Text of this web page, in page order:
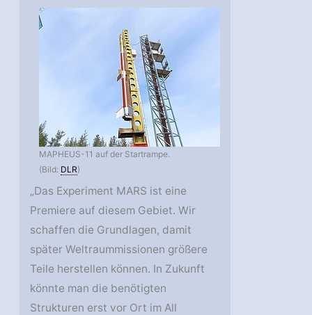
MAPHEUS-11 auf der Startrampe.
(Bild: DLR)
„Das Experiment MARS ist eine
Premiere auf diesem Gebiet. Wir
schaffen die Grundlagen, damit
später Weltraummissionen größere
Teile herstellen können. In Zukunft
könnte man die benötigten
Strukturen erst vor Ort im All